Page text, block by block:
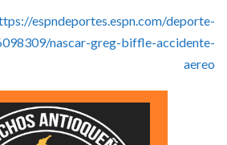
espndeportes.espn.com/deporte-
nascar-greg-biffle-accidente-
aereo